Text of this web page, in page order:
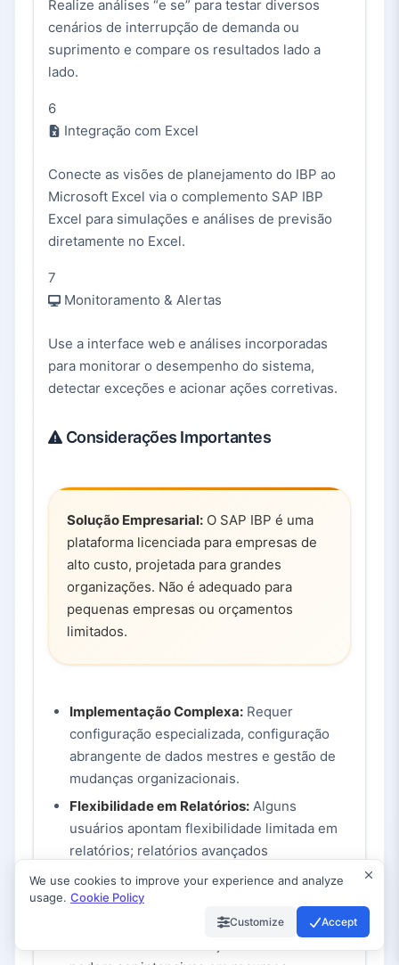
Realize análises “e se” para testar diversos
cenários de interrupção de demanda ou
suprimento e compare os resultados lado a
lado.
6
Integração com Excel
Conecte as visões de planejamento do IBP ao
Microsoft Excel via o complemento SAP IBP
Excel para simulações e análises de previsão
diretamente no Excel.
7
Monitoramento & Alertas
Use a interface web e análises incorporadas
para monitorar o desempenho do sistema,
detectar exceções e acionar ações corretivas.
Considerações Importantes
Solução Empresarial: O SAP IBP é uma
plataforma licenciada para empresas de
alto custo, projetada para grandes
organizações. Não é adequado para
pequenas empresas ou orçamentos
limitados.
Implementação Complexa: Requer
configuração especializada, configuração
abrangente de dados mestres e gestão de
mudanças organizacionais.
Flexibilidade em Relatórios: Alguns
usuários apontam flexibilidade limitada em
relatórios; relatórios avançados
frequentemente exigem exportação para
Excel.
Demandas Computacionais:Otimização
We use cookies to improve your experience and analyze
usage. Cookie Policy
Customize Accept